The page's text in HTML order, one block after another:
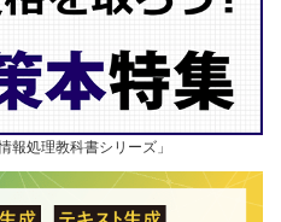
報処理教科書シリーズ」